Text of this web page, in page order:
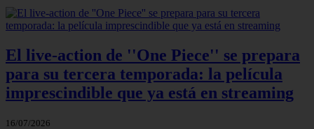
El live-action de ''One Piece'' se prepara
para su tercera temporada: la película
imprescindible que ya está en streaming
16/07/2026